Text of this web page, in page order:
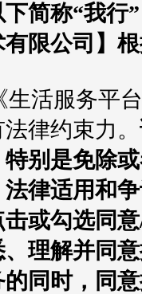
下简称“我行
限公司】
生活服务平
律约束力。
特别是免除
法律适用和
击或勾选同意
、理解并同
的同时，同